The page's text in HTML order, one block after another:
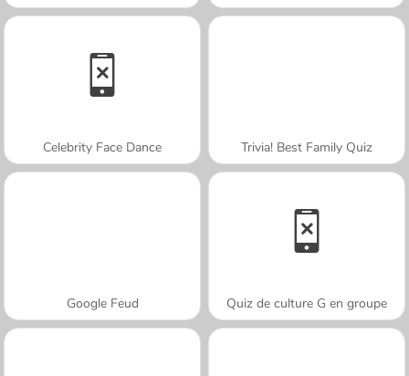
Celebrity Face Dance Trivia! Best Family Quiz
Google Feud Quiz de culture G en groupe